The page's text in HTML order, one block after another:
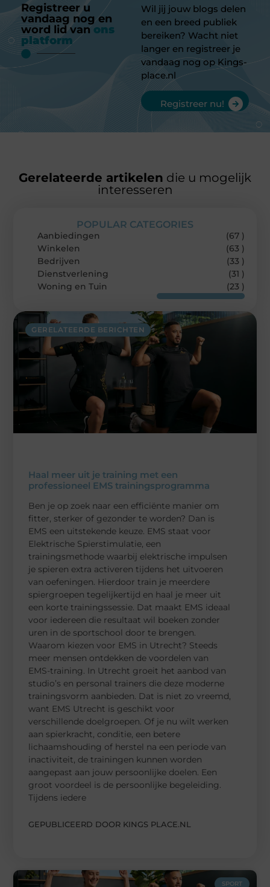
Registreer u
vandaag nog en
word lid van ons
platform
Wil jij jouw blogs delen
en een breed publiek
bereiken? Wacht niet
langer en registreer je
vandaag nog op Kings-
place.nl
Registreer nu!
Gerelateerde artikelen die u mogelijk
interesseren
GERELATEERDE BERICHTEN
Haal meer uit je training met een
professioneel EMS trainingsprogramma
Ben je op zoek naar een efficiënte manier om
fitter, sterker of gezonder te worden? Dan is
EMS een uitstekende keuze. EMS staat voor
Elektrische Spierstimulatie, een
trainingsmethode waarbij elektrische impulsen
je spieren extra activeren tijdens het uitvoeren
van oefeningen. Hierdoor train je meerdere
spiergroepen tegelijkertijd en haal je meer uit
een korte trainingssessie. Dat maakt EMS ideaal
voor iedereen die resultaat wil boeken zonder
uren in de sportschool door te brengen.
Waarom kiezen voor EMS in Utrecht? Steeds
meer mensen ontdekken de voordelen van
EMS-training. In Utrecht groeit het aanbod van
studio’s en personal trainers die deze moderne
trainingsvorm aanbieden. Dat is niet zo vreemd,
want EMS Utrecht is geschikt voor
verschillende doelgroepen. Of je nu wilt werken
aan spierkracht, conditie, een betere
lichaamshouding of herstel na een periode van
inactiviteit, de trainingen kunnen worden
aangepast aan jouw persoonlijke doelen. Een
groot voordeel is de persoonlijke begeleiding.
Tijdens iedere
GEPUBLICEERD DOOR KINGS PLACE.NL
POPULAR CATEGORIES
Aanbiedingen
(67 )
Winkelen
(63 )
Bedrijven
(33 )
Dienstverlening
(31 )
Woning en Tuin
(23 )
SPORT